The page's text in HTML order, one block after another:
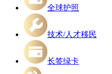
全球护照
技术/人才移民
长签绿卡